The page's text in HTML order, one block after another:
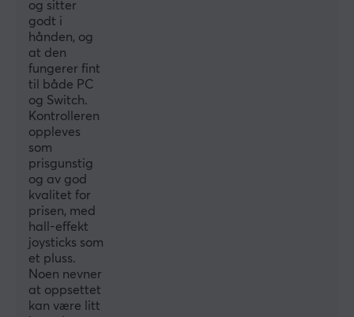
brukerne med å vinne.
SPESIFIKASJONER
EGENSKAPER
Farge
Grønn
FORBINDELSE
Forbindelse
2.4GHz, Bluetooth, USB
Trådløs
Ja
Kompatibilitet
og sitter
godt i
hånden, og
at den
fungerer fint
til både PC
og Switch.
Kontrolleren
oppleves
som
prisgunstig
og av god
kvalitet for
prisen, med
hall-effekt
joysticks som
et pluss.
Noen nevner
at oppsettet
kan være litt